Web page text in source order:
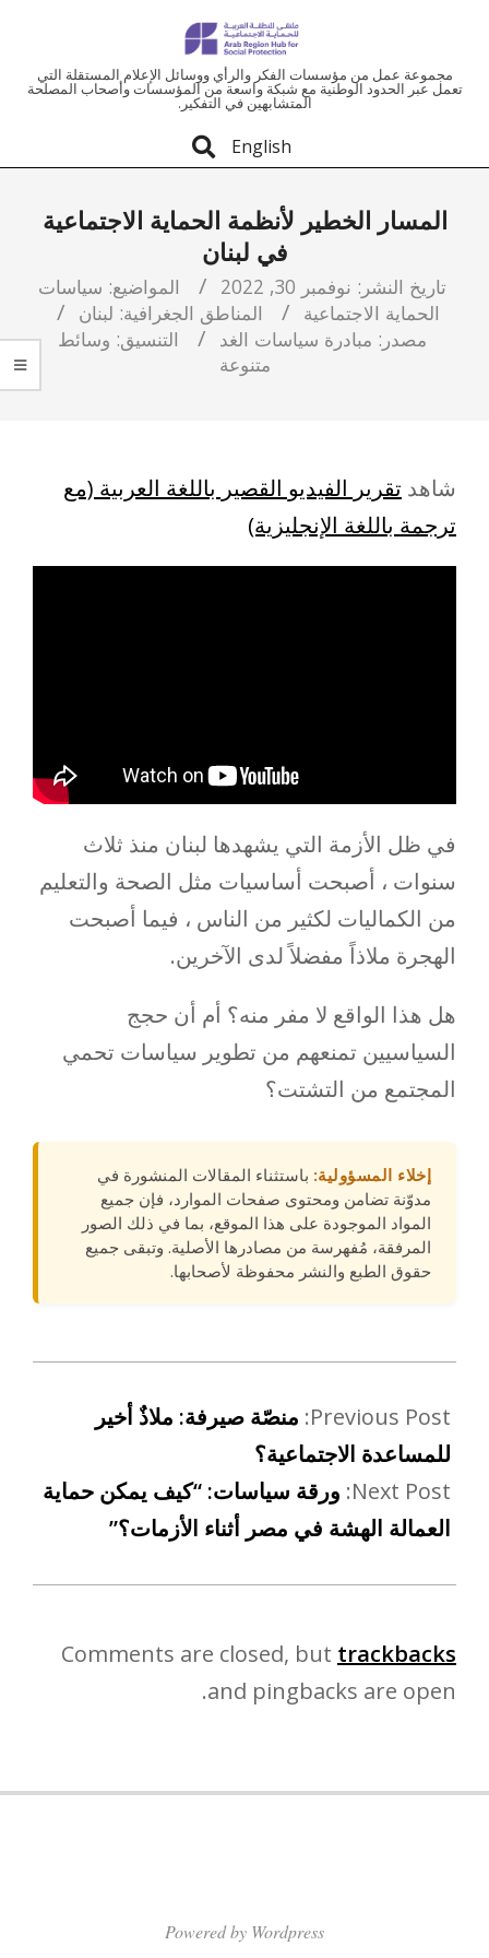
ملتقى
العربية
للحماية
الاجتماعية
مجموعة عمل من مؤسسات الفكر والرأي ووسائل الإعلام المستقلة التي
تعمل عبر الحدود الوطنية مع شبكة واسعة من المؤسسات وأصحاب المصلحة
المتشابهين في التفكير.
English
المسار الخطير لأنظمة الحماية الاجتماعية
في لبنان
تاريخ النشر: نوفمبر 30, 2022 المواضيع: سياسات
الحماية الاجتماعية
المناطق الجغرافية: لبنان
مصدر: مبادرة سياسات الغد التنسيق: وسائط
متنوعة
شاهد تقرير الفيديو القصير باللغة العربية (مع
ترجمة باللغة الإنجليزية)
في ظل الأزمة التي يشهدها لبنان منذ ثلاث
سنوات ، أصبحت أساسيات مثل الصحة والتعليم
من الكماليات لكثير من الناس ، فيما أصبحت
الهجرة ملاذاً مفضلاً لدى الآخرين.
هل هذا الواقع لا مفر منه؟ أم أن حجج
السياسيين تمنعهم من تطوير سياسات تحمي
المجتمع من التشتت؟
إخلاء المسؤولية: باستثناء المقالات المنشورة في
مدوّنة تضامن ومحتوى صفحات الموارد، فإن جميع
المواد الموجودة على هذا الموقع، بما في ذلك الصور
المرفقة، مُفهرسة من مصادرها الأصلية. وتبقى جميع
حقوق الطبع والنشر محفوظة لأصحابها.
Previous Post: منصّة صيرفة: ملاذٌ أخير
للمساعدة الاجتماعية؟
Next Post: ورقة سياسات: “كيف يمكن حماية
العمالة الهشة في مصر أثناء الأزمات؟”
Comments are closed, but trackbacks
and pingbacks are open.
Powered by Wordpress